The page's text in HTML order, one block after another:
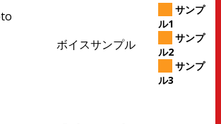
ボイスサンプル
サンプ
ル1
サンプ
ル2
サンプ
ル3